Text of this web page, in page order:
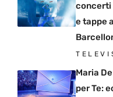
concerti
e tappe
Maria
per Te: